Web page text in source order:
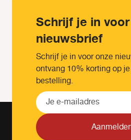
Schrijf je in
nieuwsbrief
Schrijf je in voor onze
ontvang 10% korting op
bestelling.